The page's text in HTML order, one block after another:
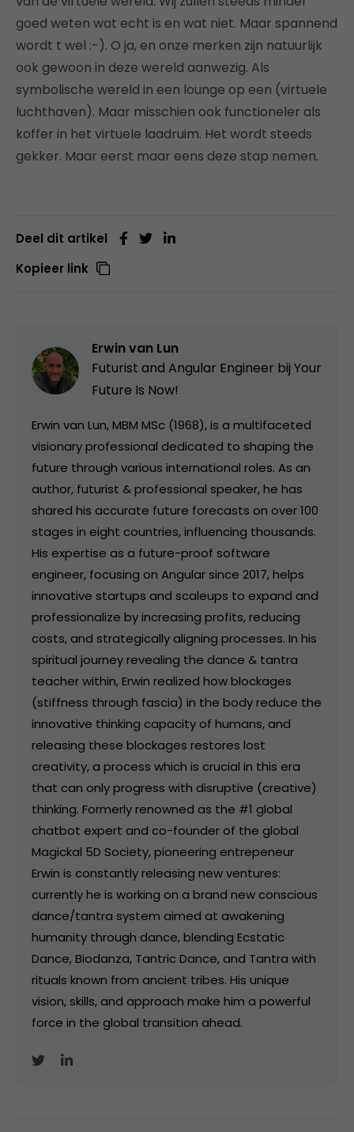
goed weten wat echt is en wat niet. Maar spannend
wordt t wel :-). O ja, en onze merken zijn natuurlijk
ook gewoon in deze wereld aanwezig. Als
symbolische wereld in een lounge op een (virtuele
luchthaven). Maar misschien ook functioneler als
koffer in het virtuele laadruim. Het wordt steeds
gekker. Maar eerst maar eens deze stap nemen.
Deel dit artikel
Kopieer link
Erwin van Lun
Futurist and Angular Engineer bij Your
Future Is Now!
Erwin van Lun, MBM MSc (1968), is a multifaceted
visionary professional dedicated to shaping the
future through various international roles. As an
author, futurist & professional speaker, he has
shared his accurate future forecasts on over 100
stages in eight countries, influencing thousands.
His expertise as a future-proof software
engineer, focusing on Angular since 2017, helps
innovative startups and scaleups to expand and
professionalize by increasing profits, reducing
costs, and strategically aligning processes. In his
spiritual journey revealing the dance & tantra
teacher within, Erwin realized how blockages
(stiffness through fascia) in the body reduce the
innovative thinking capacity of humans, and
releasing these blockages restores lost
creativity, a process which is crucial in this era
that can only progress with disruptive (creative)
thinking. Formerly renowned as the #1 global
chatbot expert and co-founder of the global
Magickal 5D Society, pioneering entrepeneur
Erwin is constantly releasing new ventures:
currently he is working on a brand new conscious
dance/tantra system aimed at awakening
humanity through dance, blending Ecstatic
Dance, Biodanza, Tantric Dance, and Tantra with
rituals known from ancient tribes. His unique
vision, skills, and approach make him a powerful
force in the global transition ahead.